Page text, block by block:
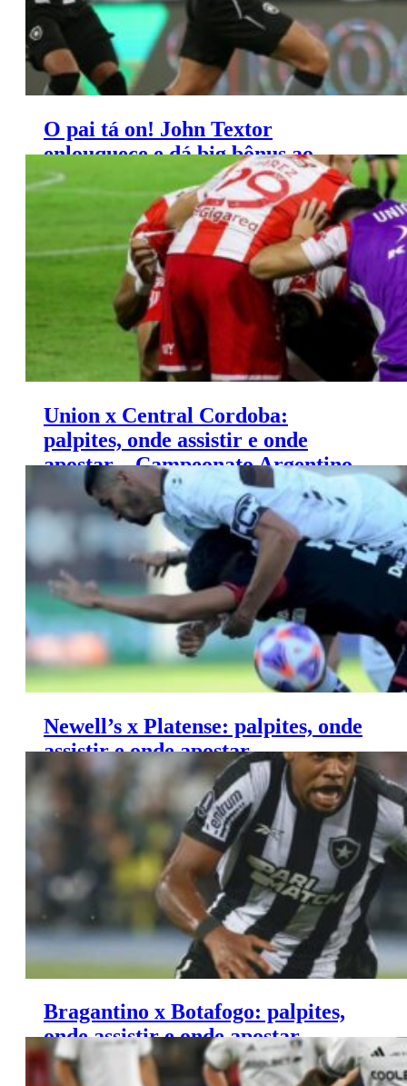
O pai tá on! John Textor
enlouquece e dá big bônus ao
Botafogo
Union x Central Cordoba:
palpites, onde assistir e onde
apostar – Campeonato Argentino
(18/03)
Newell’s x Platense: palpites, onde
assistir e onde apostar –
Campeonato Argentino (15/03)
Bragantino x Botafogo: palpites,
onde assistir e onde apostar –
Copa Libertadores (13/03)